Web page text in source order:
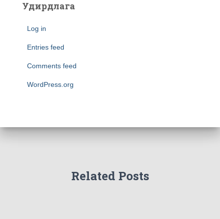
Удирдлага
Log in
Entries feed
Comments feed
WordPress.org
Related Posts